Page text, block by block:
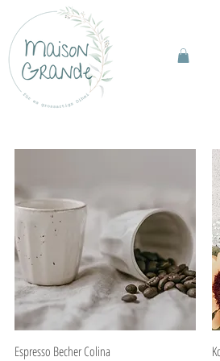
Schnellansicht
Espresso Becher Colina